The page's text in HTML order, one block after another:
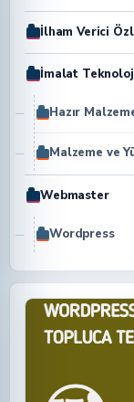
İlham Verici
İmalat
Hazır
Malzeme ve
Webmaster
Wordpress